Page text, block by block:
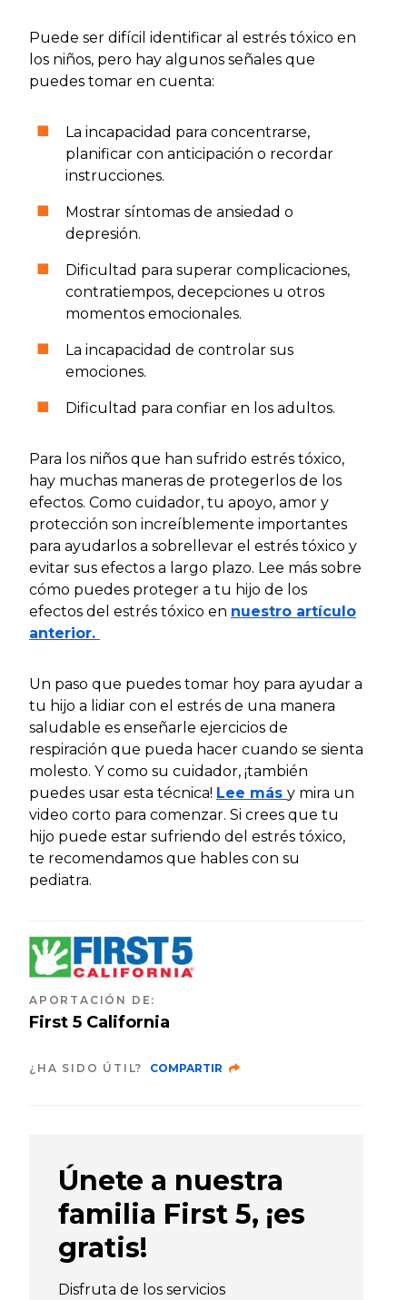
Puede ser difícil identificar al estrés tóxico en
los niños, pero hay algunos señales que
puedes tomar en cuenta:
La incapacidad para concentrarse,
planificar con anticipación o recordar
instrucciones.
Mostrar síntomas de ansiedad o
depresión.
Dificultad para superar complicaciones,
contratiempos, decepciones u otros
momentos emocionales.
La incapacidad de controlar sus
emociones.
Dificultad para confiar en los adultos.
Para los niños que han sufrido estrés tóxico,
hay muchas maneras de protegerlos de los
efectos. Como cuidador, tu apoyo, amor y
protección son increíblemente importantes
para ayudarlos a sobrellevar el estrés tóxico y
evitar sus efectos a largo plazo. Lee más sobre
cómo puedes proteger a tu hijo de los
efectos del estrés tóxico en nuestro artículo
anterior.
Un paso que puedes tomar hoy para ayudar a
tu hijo a lidiar con el estrés de una manera
saludable es enseñarle ejercicios de
respiración que pueda hacer cuando se sienta
molesto. Y como su cuidador, ¡también
puedes usar esta técnica! Lee más y mira un
video corto para comenzar. Si crees que tu
hijo puede estar sufriendo del estrés tóxico,
te recomendamos que hables con su
pediatra.
APORTACIÓN DE:
First 5 California
¿HA SIDO ÚTIL? COMPARTIR
Únete a nuestra
familia First 5, ¡es
gratis!
Disfruta de los servicios